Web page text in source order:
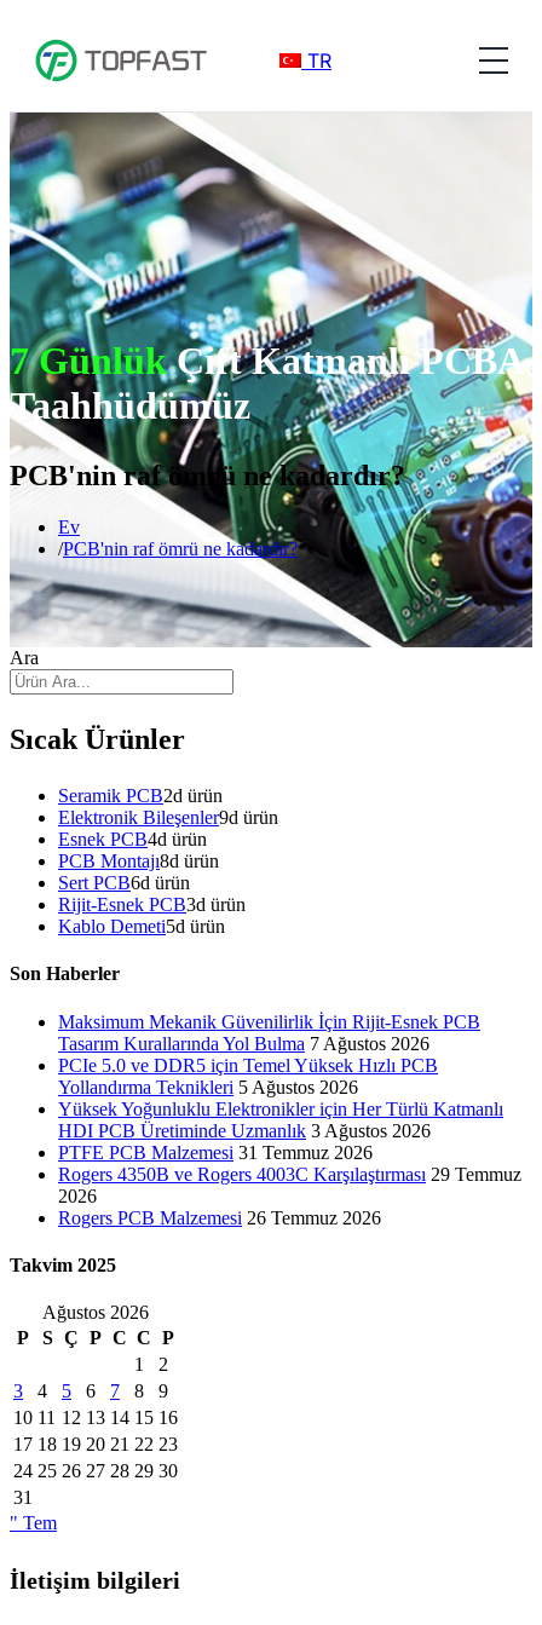
TR
7 GünlükÇift Katmanlı PCBA
Taahhüdümüz
PCB'nin raf ömrü ne kadardır?
Ev
PCB'nin raf ömrü ne kadardır?
Ara
Sıcak Ürünler
Seramik PCB2d ürün
Elektronik Bileşenler9d ürün
Esnek PCB4d ürün
PCB Montajı8d ürün
Sert PCB6d ürün
Rijit-Esnek PCB3d ürün
Kablo Demeti5d ürün
Son Haberler
Maksimum Mekanik Güvenilirlik İçin Rijit-Esnek PCB
Tasarım Kurallarında Yol Bulma 7 Ağustos 2026
PCIe 5.0 ve DDR5 için Temel Yüksek Hızlı PCB
Yollandırma Teknikleri 5 Ağustos 2026
Yüksek Yoğunluklu Elektronikler için Her Türlü Katmanlı
HDI PCB Üretiminde Uzmanlık 3 Ağustos 2026
PTFE PCB Malzemesi 31 Temmuz 2026
Rogers 4350B ve Rogers 4003C Karşılaştırması 29 Temmuz
2026
Rogers PCB Malzemesi 26 Temmuz 2026
Takvim 2025
Ağustos 2026
P
S Ç P C C P
1
2
3
4 5 6 7 8
9
10 11 12 13 14 15 16
17 18 19 20 21 22 23
24 25 26 27 28 29 30
31
" Tem
İletişim bilgileri